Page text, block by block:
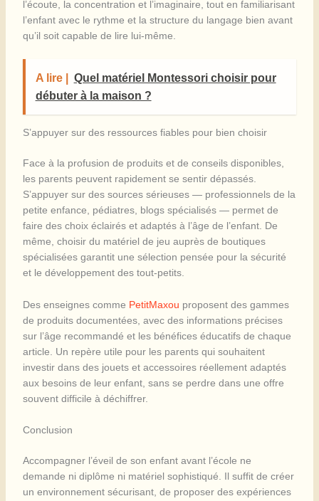
l’écoute, la concentration et l’imaginaire, tout en familiarisant
l’enfant avec le rythme et la structure du langage bien avant
qu’il soit capable de lire lui-même.
A lire |
Quel matériel Montessori choisir pour
débuter à la maison ?
S’appuyer sur des ressources fiables pour bien choisir
Face à la profusion de produits et de conseils disponibles,
les parents peuvent rapidement se sentir dépassés.
S’appuyer sur des sources sérieuses — professionnels de la
petite enfance, pédiatres, blogs spécialisés — permet de
faire des choix éclairés et adaptés à l’âge de l’enfant. De
même, choisir du matériel de jeu auprès de boutiques
spécialisées garantit une sélection pensée pour la sécurité
et le développement des tout-petits.
Des enseignes comme PetitMaxou proposent des gammes
de produits documentées, avec des informations précises
sur l’âge recommandé et les bénéfices éducatifs de chaque
article. Un repère utile pour les parents qui souhaitent
investir dans des jouets et accessoires réellement adaptés
aux besoins de leur enfant, sans se perdre dans une offre
souvent difficile à déchiffrer.
Conclusion
Accompagner l’éveil de son enfant avant l’école ne
demande ni diplôme ni matériel sophistiqué. Il suffit de créer
un environnement sécurisant, de proposer des expériences